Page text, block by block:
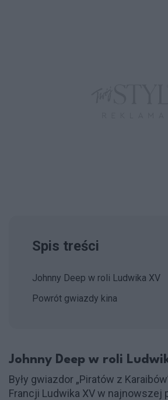
Spis treści
Johnny Deep w roli Ludwika XV
Powrót gwiazdy kina
Johnny Deep w roli
Były gwiazdor „Piratów z
Francji Ludwika XV w najnowszej